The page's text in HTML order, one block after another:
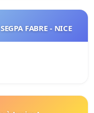
FABRE - NICE